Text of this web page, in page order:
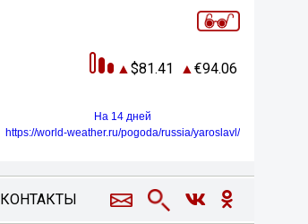
81.41 94.06
На 14 дней
https://world-weather.ru/pogoda/russia/yaroslavl/
КОНТАКТЫ